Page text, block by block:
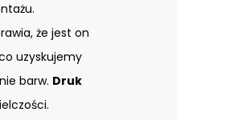
że jest on
uzyskujemy
barw. Druk